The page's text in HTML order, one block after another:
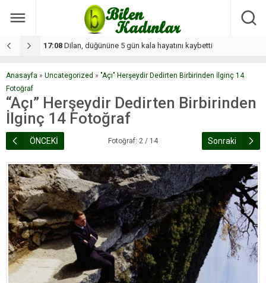
17:08 Dilan, düğününe 5 gün kala hayatını kaybetti
Anasayfa » Uncategorized » "Açı" Herşeydir Dedirten Birbirinden İlginç 14
Fotoğraf
“Açı” Herşeydir Dedirten Birbirinden
İlginç 14 Fotoğraf
ÖNCEKİ Fotoğraf: 2 / 14 Sonraki